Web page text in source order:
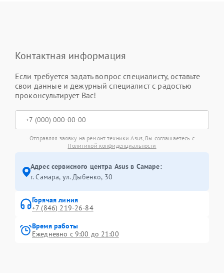
Контактная информация
Если требуется задать вопрос специалисту, оставьте
свои данные и дежурный специалист с радостью
проконсультирует Вас!
Отправляя заявку на ремонт техники Asus, Вы соглашаетесь с
Политикой конфиденциальности
Адрес сервисного центра Asus в Самаре:
г. Самара, ул. Дыбенко, 30
Горячая линия
+7 (846) 219-26-84
Время работы
Ежедневно с 9:00 до 21:00